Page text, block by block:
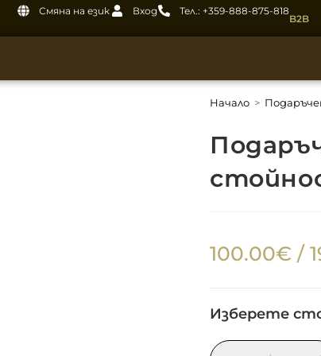
Смяна на език Вход Тел.: +359-888-875-818
B2B
Начало >
100.00€ /
Изберете